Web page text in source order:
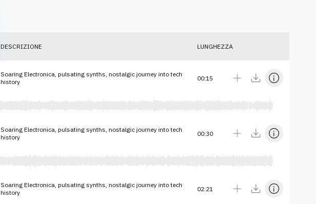
DESCRIZIONE LUNGHEZZA
Soaring Electronica, pulsating synths, nostalgic journey into tech
history
00:15
Soaring Electronica, pulsating synths, nostalgic journey into tech
history
00:30
Soaring Electronica, pulsating synths, nostalgic journey into tech
history
02:21